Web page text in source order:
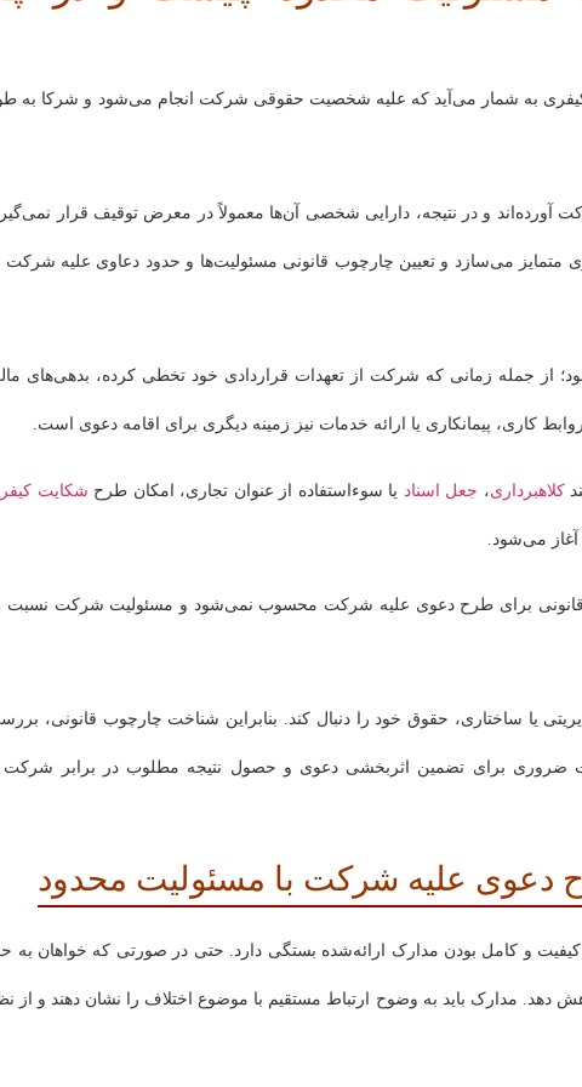
به شمار می‌آید که علیه شخصیت حقوقی شرکت انجام می‌شود و شرکا به
و در نتیجه، دارایی شخصی آن‌ها معمولاً در معرض توقیف قرار
متمایز می‌سازد و تعیین چارچوب قانونی مسئولیت‌ها و حدود دعاوی علیه شرکت
از جمله زمانی که شرکت از تعهدات قراردادی خود تخطی کرده، بدهی‌های
کاری، پیمانکاری یا ارائه خدمات نیز زمینه دیگری برای اقامه دعوی است.
کلاهبرداری، جعل اسناد یا سوءاستفاده از عنوان تجاری، امکان طرح شکایت
می‌شود.
قانونی برای طرح دعوی علیه شرکت محسوب نمی‌شود و مسئولیت شرکت نسبت
یا ساختاری، حقوق خود را دنبال کند. بنابراین شناخت چارچوب قانونی،
ضروری برای تضمین اثربخشی دعوی و حصول نتیجه مطلوب در برابر شرکت
دعوی علیه شرکت با مسئولیت محدود
و کامل بودن مدارک ارائه‌شده بستگی دارد. حتی در صورتی که خواهان به
دهد. مدارک باید به ‌وضوح ارتباط مستقیم با موضوع اختلاف را نشان دهند و از